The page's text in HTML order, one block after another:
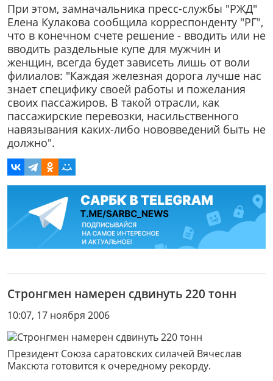
При этом, замначальника пресс-службы "РЖД"
Елена Кулакова сообщила корреспонденту "РГ",
что в конечном счете решение - вводить или не
вводить раздельные купе для мужчин и
женщин, всегда будет зависеть лишь от воли
филиалов: "Каждая железная дорога лучше нас
знает специфику своей работы и пожелания
своих пассажиров. В такой отрасли, как
пассажирские перевозки, насильственного
навязывания каких-либо нововведений быть не
должно".
Стронгмен намерен сдвинуть 220 тонн
10:07, 17 ноября 2006
Президент Союза саратовских силачей Вячеслав
Максюта готовится к очередному рекорду.